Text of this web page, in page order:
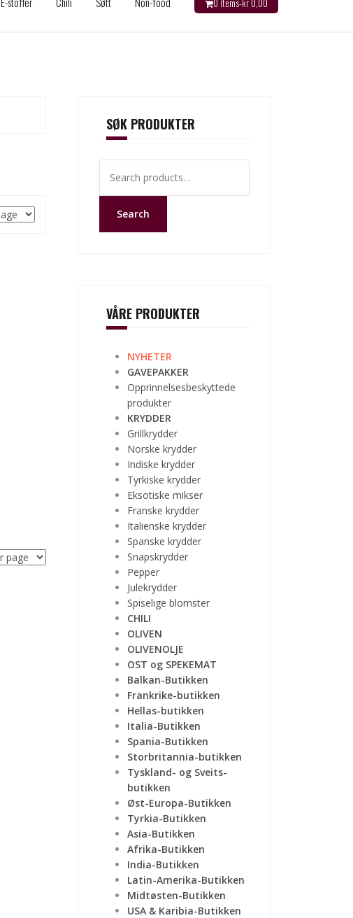
0 items-kr0,00
SØK PRODUKTER
for:
Search
VÅRE PRODUKTER
NYHETER
GAVEPAKKER
Opprinnelsesbeskyttede
produkter
KRYDDER
Grillkrydder
Norske krydder
Indiske krydder
Tyrkiske krydder
Eksotiske mikser
Franske krydder
Italienske krydder
Spanske krydder
Snapskrydder
Pepper
Julekrydder
Spiselige blomster
CHILI
OLIVEN
OLIVENOLJE
OST og SPEKEMAT
Balkan-Butikken
Frankrike-butikken
Hellas-butikken
Italia-Butikken
Spania-Butikken
Storbritannia-butikken
Tyskland- og Sveits-
butikken
Øst-Europa-Butikken
Tyrkia-Butikken
Asia-Butikken
Afrika-Butikken
India-Butikken
Latin-Amerika-Butikken
Midtøsten-Butikken
USA & Karibia-Butikken